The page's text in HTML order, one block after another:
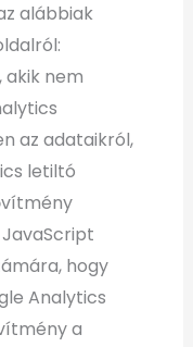
alábbiak
akik nem
az adataikról,
letiltó
hogy
Analytics
a